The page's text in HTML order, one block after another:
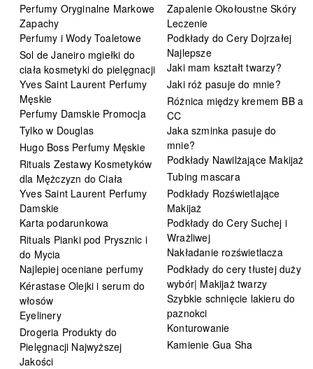
Perfumy Oryginalne Markowe
Zapachy
Perfumy i Wody Toaletowe
Sol de Janeiro mgiełki do
ciała kosmetyki do pielęgnacji
Yves Saint Laurent Perfumy
Męskie
Perfumy Damskie Promocja
Tylko w Douglas
Hugo Boss Perfumy Męskie
Rituals Zestawy Kosmetyków
dla Mężczyzn do Ciała
Yves Saint Laurent Perfumy
Damskie
Karta podarunkowa
Rituals Pianki pod Prysznic i
do Mycia
Najlepiej oceniane perfumy
Kérastase Olejki i serum do
włosów
Eyelinery
Drogeria Produkty do
Pielęgnacji Najwyższej
Jakości
Zapalenie Okołoustne Skóry
Leczenie
Podkłady do Cery Dojrzałej
Najlepsze
Jaki mam kształt twarzy?
Jaki róż pasuje do mnie?
Różnica między kremem BB a
CC
Jaka szminka pasuje do
mnie?
Podkłady Nawilżające Makijaż
Tubing mascara
Podkłady Rozświetlające
Makijaż
Podkłady do Cery Suchej i
Wrażliwej
Nakładanie rozświetlacza
Podkłady do cery tłustej duży
wybór| Makijaż twarzy
Szybkie schnięcie lakieru do
paznokci
Konturowanie
Kamienie Gua Sha